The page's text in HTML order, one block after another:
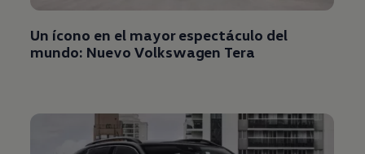
Un ícono en el mayor espectáculo del
mundo: Nuevo Volkswagen Tera